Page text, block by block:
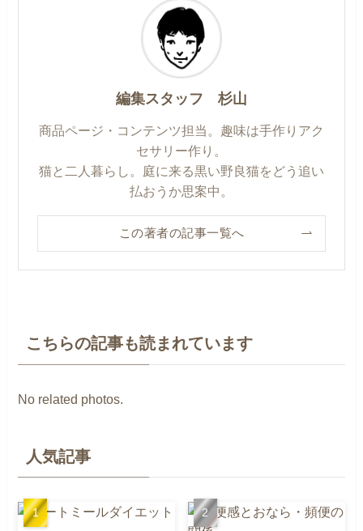
編集スタッフ 杉山
商品ページ・コンテンツ担当。趣味は手作りアク
セサリー作り。
猫と二人暮らし。庭に来る黒い野良猫をどう追い
払おうか思案中。
この著者の記事一覧へ
こちらの記事も読まれています
No related photos.
人気記事